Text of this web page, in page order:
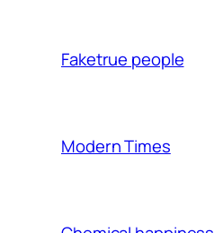
Faketrue people
Modern Times